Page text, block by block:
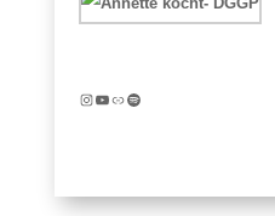
InstagramYouTube Link Spotify